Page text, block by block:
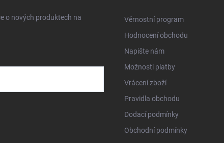
o nových produktech na
Věrnostní program
Hodnocení obchodu
Napište nám
Možnosti platby
Vrácení zboží
Pravidla obchodu
Dodací podmínky
Obchodní podmínky